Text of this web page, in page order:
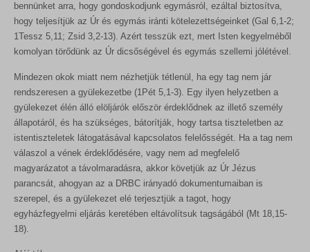
bennünket arra, hogy gondoskodjunk egymásról, ezáltal biztosítva,
hogy teljesítjük az Úr és egymás iránti kötelezettségeinket (Gal 6,1-2;
1Tessz 5,11; Zsid 3,2-13). Azért tesszük ezt, mert Isten kegyelméből
komolyan törődünk az Úr dicsőségével és egymás szellemi jólétével.
Mindezen okok miatt nem nézhetjük tétlenül, ha egy tag nem jár
rendszeresen a gyülekezetbe (1Pét 5,1-3). Egy ilyen helyzetben a
gyülekezet élén álló elöljárók először érdeklődnek az illető személy
állapotáról, és ha szükséges, bátorítják, hogy tartsa tiszteletben az
istentiszteletek látogatásával kapcsolatos felelősségét. Ha a tag nem
válaszol a vének érdeklődésére, vagy nem ad megfelelő
magyarázatot a távolmaradásra, akkor követjük az Úr Jézus
parancsát, ahogyan az a DRBC irányadó dokumentumaiban is
szerepel, és a gyülekezet elé terjesztjük a tagot, hogy
egyházfegyelmi eljárás keretében eltávolítsuk tagságából (Mt 18,15-
18).
wp-settings-time-*
sbjs_session
wp-*